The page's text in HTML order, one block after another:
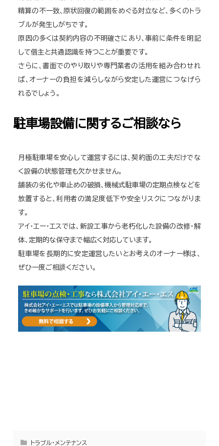
精算の不一致、原状回復の範囲をめぐる対立など、多くのトラ
ブルが発生しがちです。
原因の多くは契約内容の不明確さにあり、事前に条件を明記
して借主と共通認識を持つことが重要です。
さらに、書面でのやり取りや専門業者の活用を組み合わせれ
ば、オーナーの負担を減らしながら安定した運営につなげら
れるでしょう。
駐車場設備に関するご相談なら
月極駐車場を安心して運営するには、契約面の工夫だけでな
く設備の状態管理も欠かせません。
舗装の劣化や車止めの破損、機械式駐車場の定期点検などを
放置すると、利用者の満足度低下や安全リスクにつながりま
す。
アイ・エー・エスでは、新設工事から老朽化した設備の改修・解
体、定期的な保守まで幅広く対応しています。
駐車場を長期的に安定運営したいとお考えのオーナー様は、
ぜひ一度ご相談ください。
トラブル・メンテナンス